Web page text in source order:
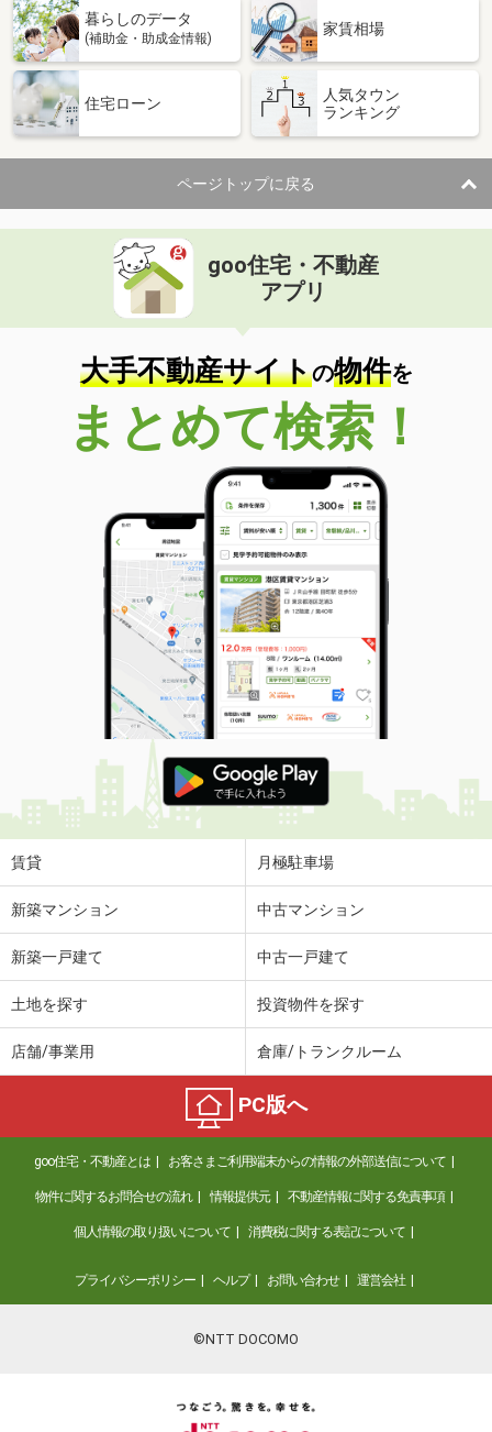
暮らしのデータ
(補助金・助成金情報)
家賃相場
住宅ローン
人気タウン
ランキング
ページトップに戻る
goo住宅・不動産
アプリ
大手不動産サイトの物件を
まとめて検索！
賃貸 月極駐車場
新築マンション 中古マンション
新築一戸建て 中古一戸建て
土地を探す 投資物件を探す
店舗/事業用 倉庫/トランクルーム
PC版へ
goo住宅・不動産とは お客さまご利用端末からの情報の外部送信について
物件に関するお問合せの流れ 情報提供元 不動産情報に関する免責事項
個人情報の取り扱いについて 消費税に関する表記について
プライバシーポリシー ヘルプ お問い合わせ 運営会社
©NTT DOCOMO